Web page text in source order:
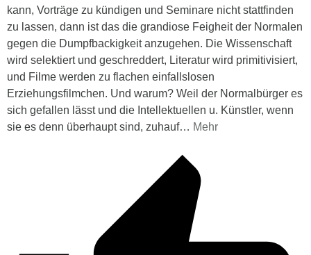
kann, Vorträge zu kündigen und Seminare nicht stattfinden
zu lassen, dann ist das die grandiose Feigheit der Normalen
gegen die Dumpfbackigkeit anzugehen. Die Wissenschaft
wird selektiert und geschreddert, Literatur wird primitivisiert,
und Filme werden zu flachen einfallslosen
Erziehungsfilmchen. Und warum? Weil der Normalbürger es
sich gefallen lässt und die Intellektuellen u. Künstler, wenn
sie es denn überhaupt sind, zuhauf… Mehr